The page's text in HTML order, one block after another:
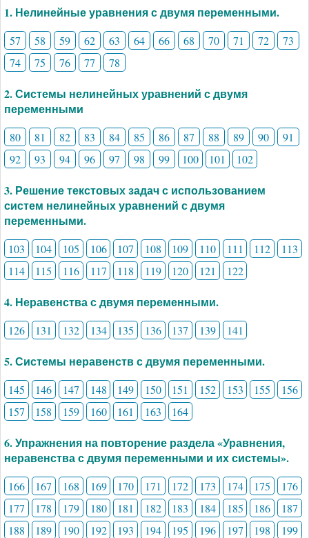
1. Нелинейные уравнения с двумя переменными.
57 58 59 62 63 64 66 68 70 71 72
73
74
75 76 77 78
2. Системы нелинейных уравнений с двумя
переменными
80 81 82 83 84 85 86 87 88 89 90
91
92
93 94 96 97 98 99 100 101 102
3. Решение текстовых задач с использованием
систем нелинейных уравнений с двумя
переменными.
103 104 105 106 107 108 109 110 111 112
113
114
115 116 117 118 119 120 121 122
4. Неравенства с двумя переменными.
126 131 132 134 135 136 137 139 141
5. Системы неравенств с двумя переменными.
145 146 147 148 149 150 151 152 153 155
156
157
158 159 160 161 163 164
6. Упражнения на повторение раздела «Уравнения,
неравенства с двумя переменными и их системы».
166 167 168 169 170 171 172 173 174 175
176
177
178 179 180 181 182 183 184 185 186
187
188
189 190 192 193 194 195 196 197 198
199